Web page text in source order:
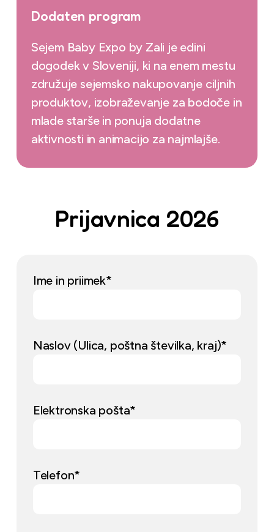
Dodaten program
Sejem Baby Expo by Zali je edini
dogodek v Sloveniji, ki na enem mestu
združuje sejemsko nakupovanje ciljnih
produktov, izobraževanje za bodoče in
mlade starše in ponuja dodatne
aktivnosti in animacijo za najmlajše.
Prijavnica 2026
Ime in priimek*
Naslov (Ulica, poštna številka, kraj)*
Elektronska pošta*
Telefon*